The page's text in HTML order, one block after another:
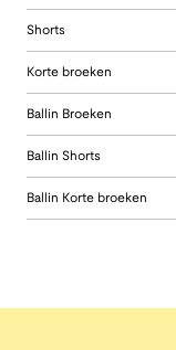
Shorts
Korte broeken
Ballin Broeken
Ballin Shorts
Ballin Korte broeken